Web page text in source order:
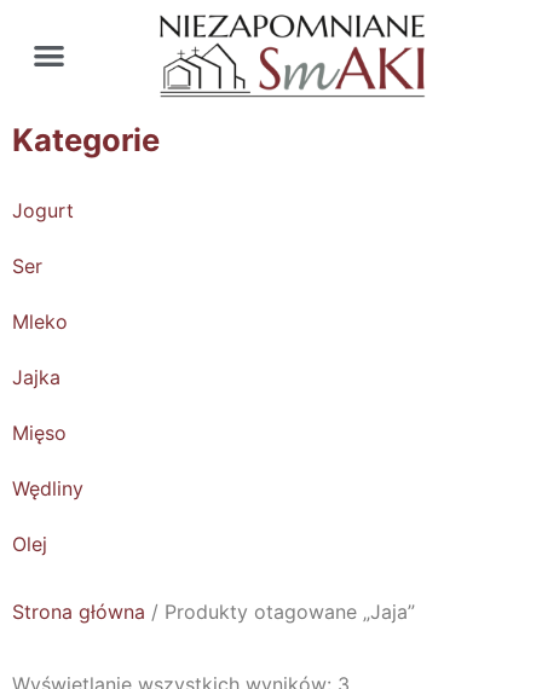
Kategorie
Jogurt
Ser
Mleko
Jajka
Mięso
Wędliny
Olej
Strona główna / Produkty otagowane „Jaja”